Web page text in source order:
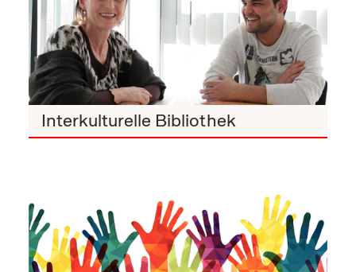
Interkulturelle Bibliothek